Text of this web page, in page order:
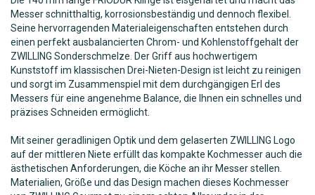
Messer schnitthaltig, korrosionsbeständig und dennoch flexibel.
Seine hervorragenden Materialeigenschaften entstehen durch
einen perfekt ausbalancierten Chrom- und Kohlenstoffgehalt der
ZWILLING Sonderschmelze. Der Griff aus hochwertigem
Kunststoff im klassischen Drei-Nieten-Design ist leicht zu reinigen
und sorgt im Zusammenspiel mit dem durchgängigen Erl des
Messers für eine angenehme Balance, die Ihnen ein schnelles und
präzises Schneiden ermöglicht.
Mit seiner geradlinigen Optik und dem gelaserten ZWILLING Logo
auf der mittleren Niete erfüllt das kompakte Kochmesser auch die
ästhetischen Anforderungen, die Köche an ihr Messer stellen.
Materialien, Größe und das Design machen dieses Kochmesser